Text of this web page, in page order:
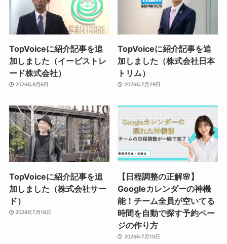
TopVoiceに紹介記事を追
加しました（イービストレ
ード株式会社）
2026年8月6日
TopVoiceに紹介記事を追
加しました（株式会社日本
トリム）
2026年7月29日
TopVoiceに紹介記事を追
加しました（株式会社サー
ド）
2026年7月16日
【日程調整の正解🌸】
Googleカレンダーの神機
能！チーム全員が空いてる
時間を自動で探す予約ペー
ジの作り方
2026年7月10日